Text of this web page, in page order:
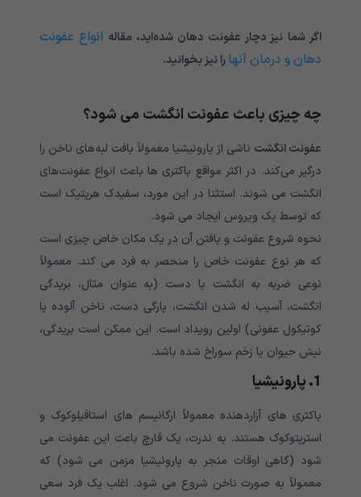
اگر شما نیز دچار عفونت دهان شده‌اید، مقاله انواع عفونت
دهان و درمان آنهارا نیز بخوانید.
چه چیزی باعث عفونت انگشت می شود؟
عفونت انگشت ناشی از پارونیشیا معمولاً بافت لبه‌های ناخن را
درگیر می‌کند. در اکثر مواقع باکتری ها باعث انواع عفونت‌های
انگشت می شوند. استثنا در این مورد، سفیدک هرپتیک است
که توسط یک ویروس ایجاد می شود.
نحوه شروع عفونت و یافتن آن در یک مکان خاص چیزی است
که هر نوع عفونت خاص را منحصر به فرد می کند. معمولاً
نوعی ضربه به انگشت یا دست (به عنوان مثال، بریدگی
انگشت، آسیب له شدن انگشت، پارگی دست، ناخن آلوده یا
کوتیکول عفونی) اولین رویداد است. این ممکن است بریدگی،
نیش حیوان یا زخم سوراخ شده باشد.
1. پارونیشیا
باکتری های آزاردهنده معمولاً ارگانیسم های استافیلوکوک و
استرپتوکوک هستند. به ندرت، یک قارچ باعث این عفونت می
شود (گاهی اوقات منجر به پارونیشیا مزمن می شود) که
معمولاً به صورت ناخن شروع می شود. اغلب یک فرد سعی